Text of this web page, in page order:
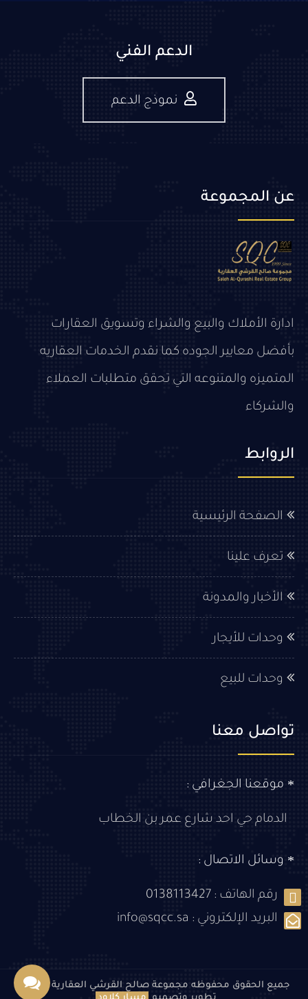
الدعم الفني
نموذج الدعم
عن المجموعة
ادارة الأملاك والبيع والشراء وتسويق العقارات
بأفضل معايير الجوده كما نقدم الخدمات العقاريه
المتميزه والمتنوعه التي تحقق متطلبات العملاء
والشركاء
الروابط
الصفحة الرئيسية
تعرف علينا
الأخبار والمدونة
وحدات للأيجار
وحدات للبيع
تواصل معنا
موقعنا الجغرافي :
الدمام حي احد شارع عمر بن الخطاب
وسائل الاتصال :
رقم الهاتف : 0138113427
البريد الإلكتروني : info@sqcc.sa
جميع الحقوق محفوظه مجموعة صالح القرشي العقارية© 2026